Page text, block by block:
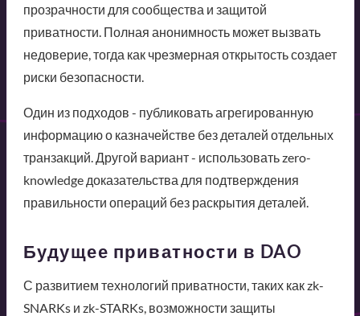
прозрачности для сообщества и защитой
приватности. Полная анонимность может вызвать
недоверие, тогда как чрезмерная открытость создает
риски безопасности.
Один из подходов - публиковать агрегированную
информацию о казначействе без деталей отдельных
транзакций. Другой вариант - использовать zero-
knowledge доказательства для подтверждения
правильности операций без раскрытия деталей.
Будущее приватности в DAO
С развитием технологий приватности, таких как zk-
SNARKs и zk-STARKs, возможности защиты